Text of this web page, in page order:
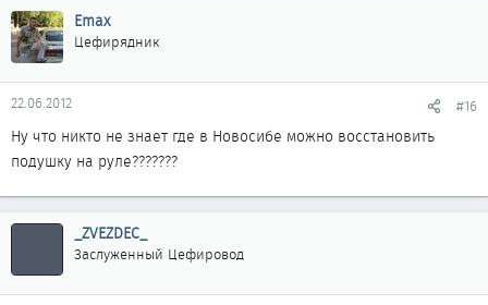
Emax
Цефирядник
22.06.2012 #16
Ну что никто не знает где в Новосибе можно восстановить
подушку на руле???????
_ZVEZDEC_
Заслуженный Цефировод